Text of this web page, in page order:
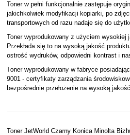
Toner w pełni funkcjonalnie zastępuje
jakichkolwiek modyfikacji kopiarki, po
transportowych od razu nadaje się do
Toner wyprodukowany z użyciem wysokiej
Przekłada się to na wysoką jakość
ostrość wydruków, odpowiedni kontrast i
Toner wyprodukowany w fabryce
9001 - certyfikaty zarządzania
bezpośrednie przełożenie na wysoką
Toner JetWorld Czarny Konica Minolta